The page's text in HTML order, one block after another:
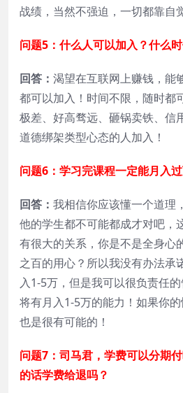
战绩，当然不强迫，一切都靠自
问题5：什么人可以加入？什么
回答： 渴望在互联网上赚钱，能
都可以加入！时间不限，随时都
极差、好高骛远、砸锅卖铁、信
道德绑架类型心态的人加入！
问题6：学习完课程一定能月入
回答： 我相信你应该懂一个道理
他的学生都不可能都成才对吧，
有很大的关系，你是不是全身心
之百的用心？所以我没有办法承
入1-5万，但是我可以很负责任
将有月入1-5万的能力！如果你
也是很有可能的！
问题7：司马君，学费可以分期
的话学费给退吗？